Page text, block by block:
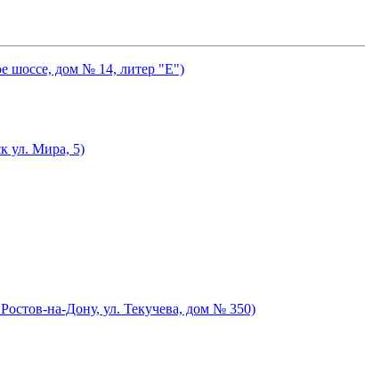
шоссе, дом № 14, литер "Е")
ул. Мира, 5)
на-Дону, ул. Текучева, дом № 350)